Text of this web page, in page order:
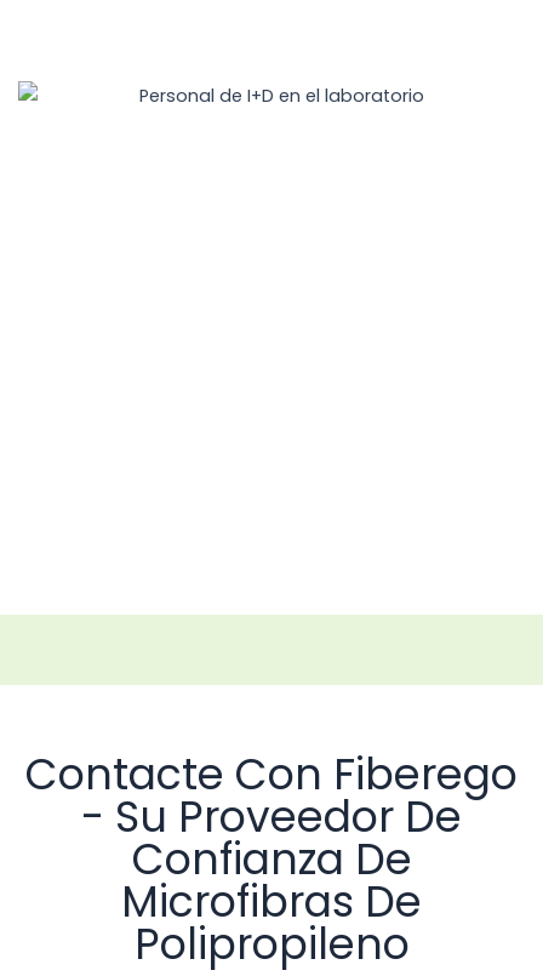
Contacte Con Fiberego
- Su Proveedor De
Confianza De
Microfibras De
Polipropileno